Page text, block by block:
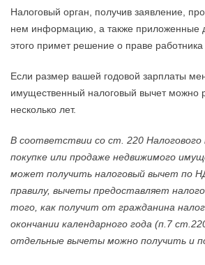
Налоговый орган, получив заявление,
нем информацию, а также приложенные
этого примет решение о праве
Если размер вашей годовой зарплаты
имущественный налоговый вычет можно
несколько лет.
В соответствии со ст. 220 Налогового
покупке или продаже недвижимого
может получить налоговый вычет по
правилу, вычеты предоставляет
того, как получит от гражданина
окончании календарного года (п.7
отдельные вычеты можно получить и